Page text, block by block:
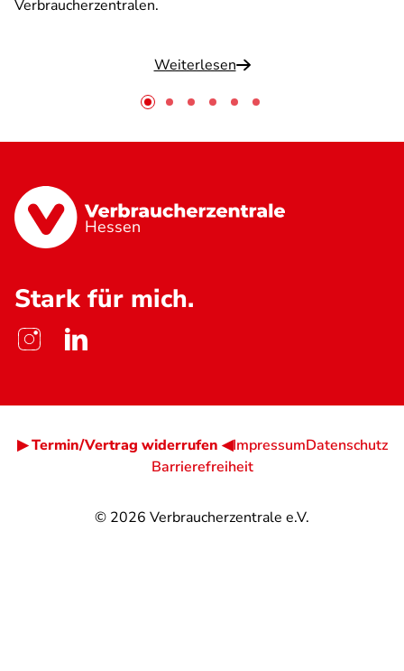
Verbraucherzentralen.
Weiterlesen
Hessen
Stark für mich.
© 2026 Verbraucherzentrale e.V.
▶ Termin/Vertrag widerrufen ◀ImpressumDatenschutz
Barrierefreiheit